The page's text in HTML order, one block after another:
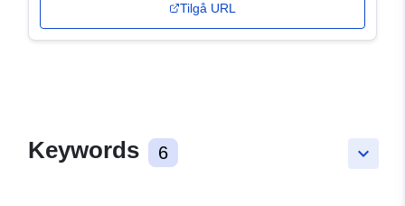
Tilgå URL
keyboard_arrow_down
Keywords 6